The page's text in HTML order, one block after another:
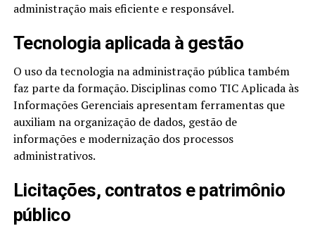
administração mais eficiente e responsável.
Tecnologia aplicada à gestão
O uso da tecnologia na administração pública também
faz parte da formação. Disciplinas como TIC Aplicada às
Informações Gerenciais apresentam ferramentas que
auxiliam na organização de dados, gestão de
informações e modernização dos processos
administrativos.
Licitações, contratos e patrimônio
público